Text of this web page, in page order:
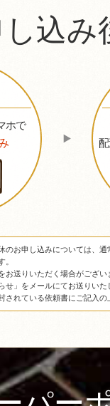
込み
ホで
のお申し込みについては、
。
送りいただく場合がござい
せ」をメールにてお送りいた
されている依頼書にご記入